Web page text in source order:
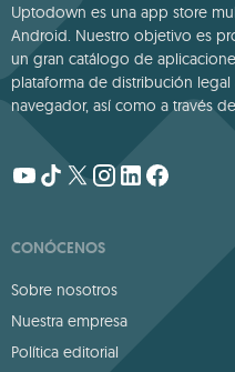
Uptodown es una app store
Android. Nuestro objetivo es
un gran catálogo de
plataforma de distribución
navegador, así como a través
CONÓCENOS
Sobre nosotros
Nuestra empresa
Política editorial